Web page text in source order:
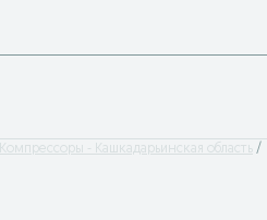
Компрессоры - Кашкадарьинская область